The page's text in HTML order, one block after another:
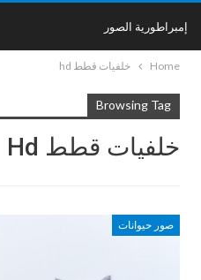
إمبراطورية الصور
Home خلفيات قطط hd
Browsing Tag
خلفيات قطط Hd
صور حيوانات